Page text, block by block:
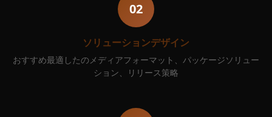
02
ソリューションデザイン
おすすめ最適したのメディアフォーマット、パッケージソリュー
ション、リリース策略